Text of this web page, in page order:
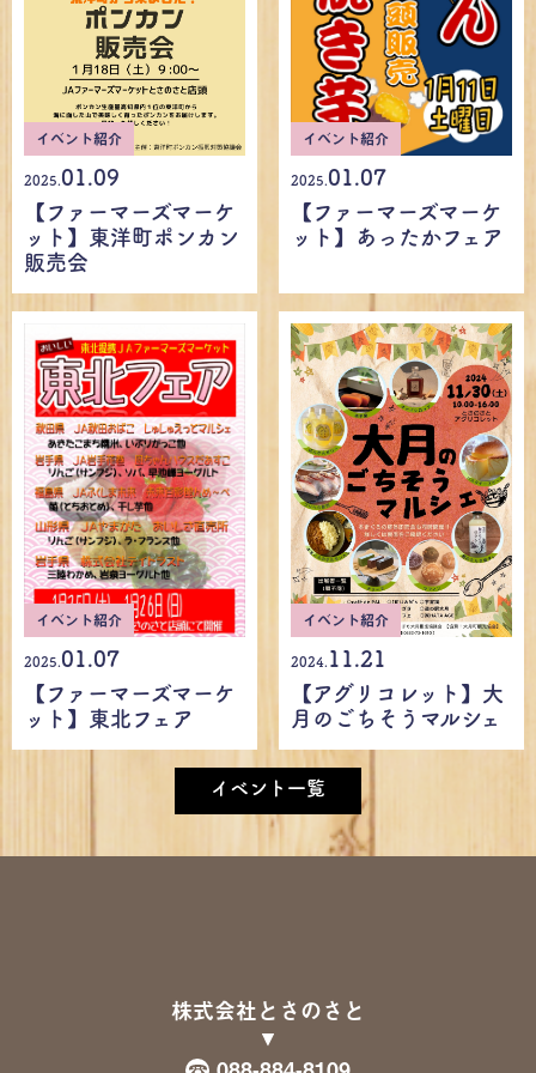
イベント紹介
2025. 01.09
【ファーマーズマーケ
ット】東洋町ポンカン
販売会
イベント紹介
2025. 01.07
【ファーマーズマーケ
ット】あったかフェア
イベント紹介
2025. 01.07
【ファーマーズマーケ
ット】東北フェア
イベント紹介
2024. 11.21
【アグリコレット】大
月のごちそうマルシェ
イベント一覧
株式会社とさのさと